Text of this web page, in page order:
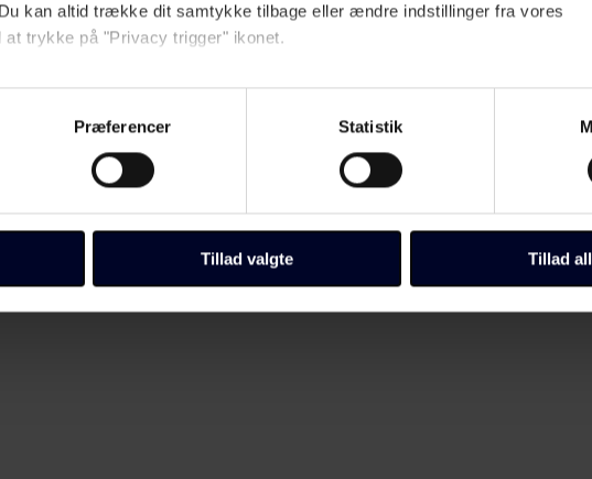
kan altid trække dit samtykke tilbage eller ændre indstillinger fra vores
at trykke på "Privacy trigger" ikonet.
gerne:
om din placering, der kan være nøjagtig inden for få meter
herunder trække din accept tilbage, ved at klikke på link til
Folkeskolens domæner. Få mere at vide om, hvem vi er, hvordan
Præferencer Statistik
Tillad valgte Tillad